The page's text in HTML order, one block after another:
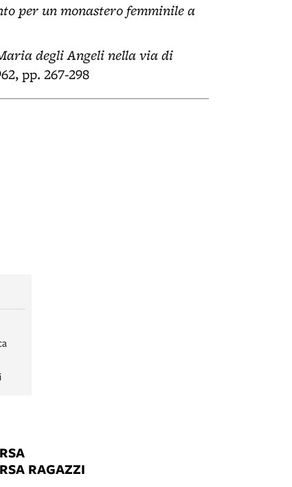
per un monastero femminile a
degli Angeli nella via di
pp. 267-298
RAGAZZI